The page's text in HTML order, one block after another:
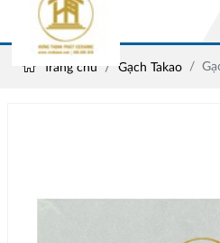
Trang chủ Gạch Takao